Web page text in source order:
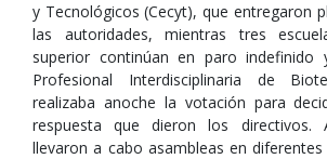
y Tecnológicos (Cecyt), que entregaron
las autoridades, mientras tres
superior continúan en paro indefinido
Profesional Interdisciplinaria de
realizaba anoche la votación para
respuesta que dieron los directivos.
llevaron a cabo asambleas en